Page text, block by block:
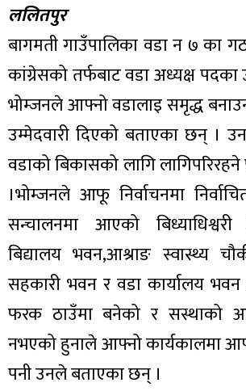
ललितपुर
बागमती गाउँपालिका वडा न ७ का
कांग्रेसको तर्फबाट वडा अध्यक्ष पदका
भोम्जनले आफ्नो वडालाइ समृद्ध
उम्मेदवारी दिएको बताएका छन्
वडाको बिकासको लागि
।भोम्जनले आफू निर्वाचनमा
सन्चालनमा आएको
बिद्यालय भवन,आश्राङ स्वास्थ्य
सहकारी भवन र वडा कार्यालय
फरक ठाउँमा बनेको र सस्थाको
नभएको हुनाले आफ्नो कार्यकालमा
पनी उनले बताएका छन् ।